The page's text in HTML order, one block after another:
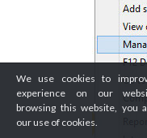
We use cookies to
experience on our
browsing this website, you
our use of cookies.